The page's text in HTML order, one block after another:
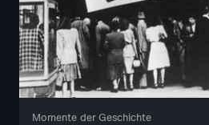
Momente der Geschichte